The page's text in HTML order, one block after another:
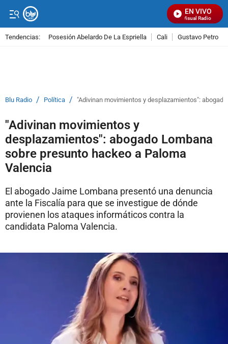
EN VIVO
Señal Visual Radio
Tendencias: Posesión Abelardo De La Espriella Cali Gustavo Petro
Blu Radio / Política / "Adivinan movimientos y desplazamientos":
"Adivinan movimientos y
desplazamientos": abogado Lombana
sobre presunto hackeo a Paloma
Valencia
El abogado Jaime Lombana presentó una denuncia
ante la Fiscalía para que se investigue de dónde
provienen los ataques informáticos contra la
candidata Paloma Valencia.